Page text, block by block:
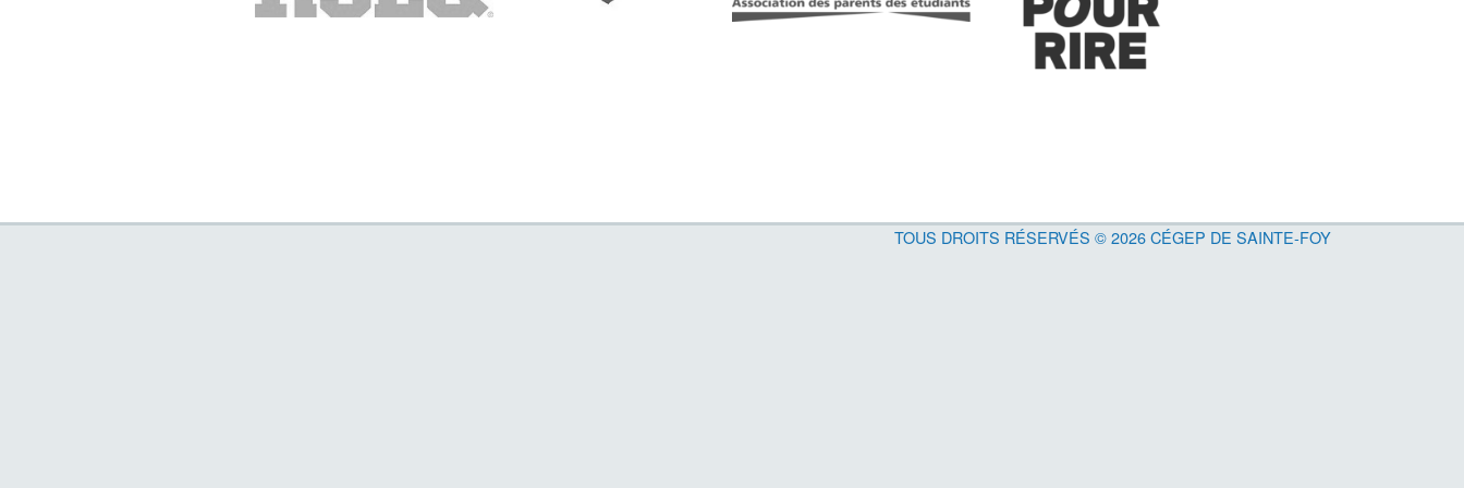
TOUS DROITS RÉSERVÉS © 2026 CÉGEP DE SAINTE-FOY